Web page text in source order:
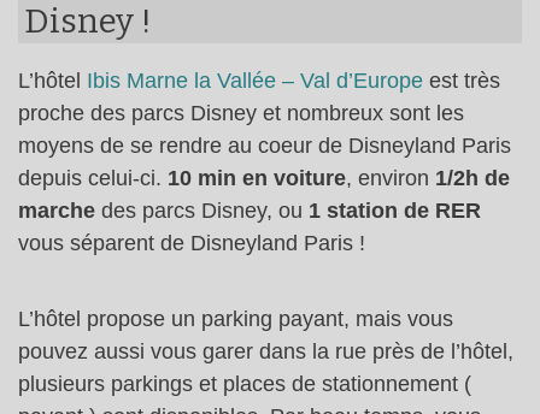
Disney !
L’hôtel Ibis Marne la Vallée – Val d’Europe est très
proche des parcs Disney et nombreux sont les
moyens de se rendre au coeur de Disneyland Paris
depuis celui-ci. 10 min en voiture, environ 1/2h de
marche des parcs Disney, ou 1 station de RER
vous séparent de Disneyland Paris !
L’hôtel propose un parking payant, mais vous
pouvez aussi vous garer dans la rue près de l’hôtel,
plusieurs parkings et places de stationnement (